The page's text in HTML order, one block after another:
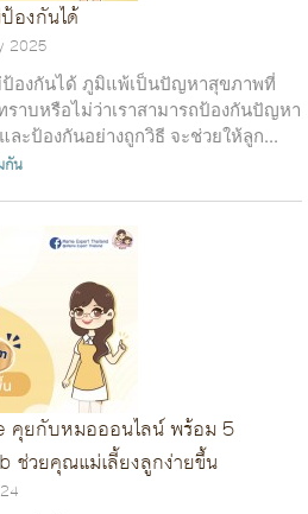
องกันได้
2025
องกันได้ ภูมิแพ้เป็นปัญหาสุขภาพที่
าบหรือไม่ว่าเราสามารถป้องกันปัญหา
ะป้องกันอย่างถูกวิธี จะช่วยให้ลูก...
กัน
ยกับหมอออนไลน์ พร้อม 5
ช่วยคุณแม่เลี้ยงลูกง่ายขึ้น